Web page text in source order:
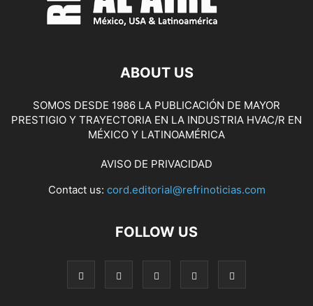
ABOUT US
SOMOS DESDE 1986 LA PUBLICACIÓN DE MAYOR
PRESTIGIO Y TRAYECTORIA EN LA INDUSTRIA HVAC/R EN
MÉXICO Y LATINOAMÉRICA
AVISO DE PRIVACIDAD
Contact us: cord.editorial@refrinoticias.com
FOLLOW US